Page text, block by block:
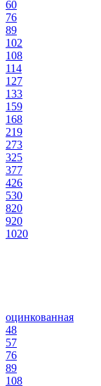
60
76
89
102
108
114
127
133
159
168
219
273
325
377
426
530
820
920
1020
оцинкованная
48
57
76
89
108